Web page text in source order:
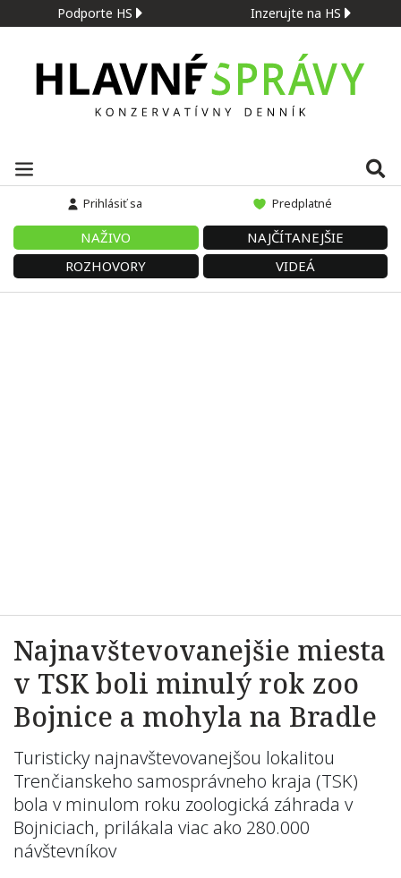
Podporte HS Inzerujte na HS
Prihlásiť sa Predplatné
NAŽIVO
NAJČÍTANEJŠIE
ROZHOVORY
VIDEÁ
Najnavštevovanejšie miesta
v TSK boli minulý rok zoo
Bojnice a mohyla na Bradle
Turisticky najnavštevovanejšou lokalitou
Trenčianskeho samosprávneho kraja (TSK)
bola v minulom roku zoologická záhrada v
Bojniciach, prilákala viac ako 280.000
návštevníkov